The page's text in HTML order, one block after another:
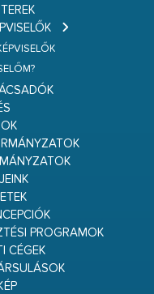
PROGRAMOK
CÉGEK